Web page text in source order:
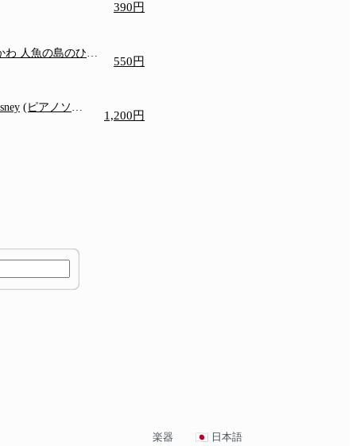
390円
人魚の島のひみ
550円
(ピアノソロ/
1,200円
楽器 日本語